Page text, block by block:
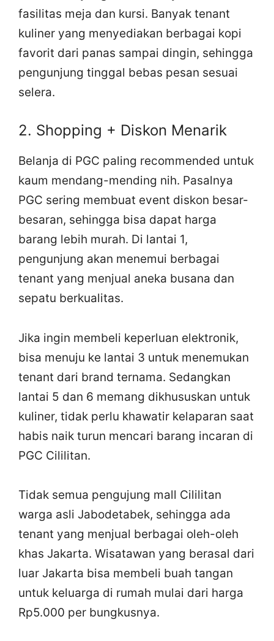
fasilitas meja dan kursi. Banyak tenant
kuliner yang menyediakan berbagai kopi
favorit dari panas sampai dingin, sehingga
pengunjung tinggal bebas pesan sesuai
selera.
2. Shopping + Diskon Menarik
Belanja di PGC paling recommended untuk
kaum mendang-mending nih. Pasalnya
PGC sering membuat event diskon besar-
besaran, sehingga bisa dapat harga
barang lebih murah. Di lantai 1,
pengunjung akan menemui berbagai
tenant yang menjual aneka busana dan
sepatu berkualitas.
Jika ingin membeli keperluan elektronik,
bisa menuju ke lantai 3 untuk menemukan
tenant dari brand ternama. Sedangkan
lantai 5 dan 6 memang dikhususkan untuk
kuliner, tidak perlu khawatir kelaparan saat
habis naik turun mencari barang incaran di
PGC Cililitan.
Tidak semua pengujung mall Cililitan
warga asli Jabodetabek, sehingga ada
tenant yang menjual berbagai oleh-oleh
khas Jakarta. Wisatawan yang berasal dari
luar Jakarta bisa membeli buah tangan
untuk keluarga di rumah mulai dari harga
Rp5.000 per bungkusnya.